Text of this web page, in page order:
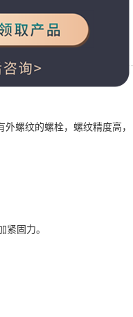
螺纹的螺栓，螺纹精度高，
固力。